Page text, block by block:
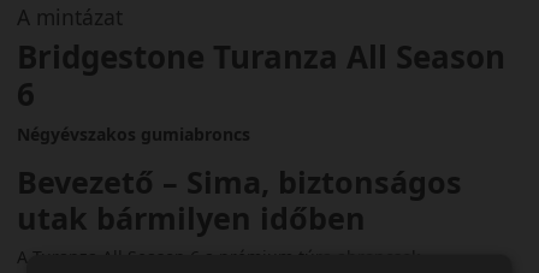
A mintázat
Bridgestone Turanza All Season
6
Négyévszakos gumiabroncs
Bevezető – Sima, biztonságos
utak bármilyen időben
A Turanza All Season 6 a prémium túra abroncsok